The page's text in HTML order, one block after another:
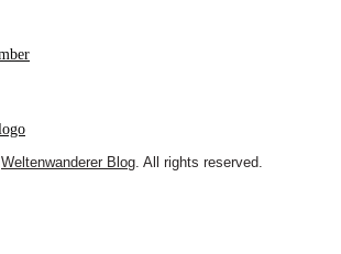
Weltenwanderer Blog . All rights reserved.